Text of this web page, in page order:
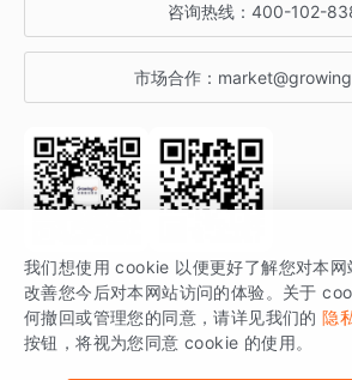
增长博客
开发者文档
SDK 文档
场景指南
增长大会
行业活动
咨询热线： 400-102-
市场合作：
关注公众号 获取更多干货
GrowingIO 是专注于数据智能分析与增长的品牌
分析云。
我们想使用 cookie 以便更好了解您对本网
改善您今后对本网站访问的体验。关于
何撤回或管理您的同意，请详见我们的 隐
按钮，将视为您同意 cookie 的使用。